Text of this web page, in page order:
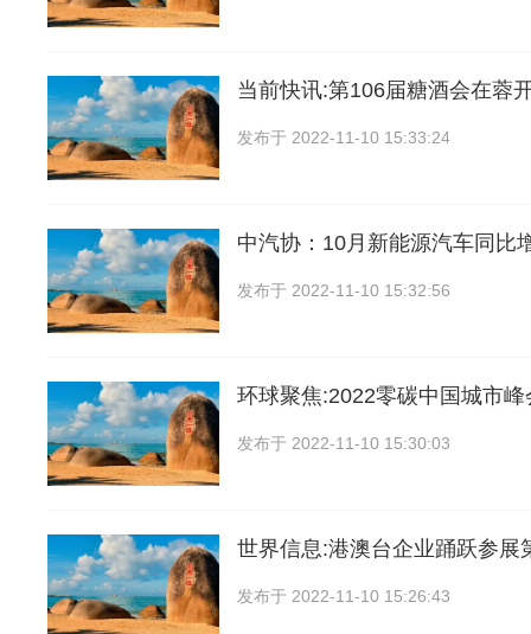
当前快讯:第106届糖酒会在蓉
发布于 2022-11-10 15:33:24
中汽协：10月新能源汽车同比
发布于 2022-11-10 15:32:56
环球聚焦:2022零碳中国城市峰
发布于 2022-11-10 15:30:03
世界信息:港澳台企业踊跃参展
发布于 2022-11-10 15:26:43